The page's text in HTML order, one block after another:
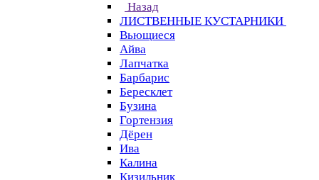
Назад
ЛИСТВЕННЫЕ КУСТАРНИКИ
Вьющиеся
Айва
Лапчатка
Барбарис
Бересклет
Бузина
Гортензия
Дёрен
Ива
Калина
Кизильник